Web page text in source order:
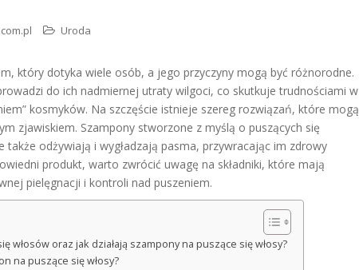
Uroda
który dotyka wiele osób, a jego przyczyny mogą być różnorodne.
do ich nadmiernej utraty wilgoci, co skutkuje trudnościami w
kosmyków. Na szczęście istnieje szereg rozwiązań, które mogą
zjawiskiem. Szampony stworzone z myślą o puszących się
także odżywiają i wygładzają pasma, przywracając im zdrowy
produkt, warto zwrócić uwagę na składniki, które mają
pielęgnacji i kontroli nad puszeniem.
włosów oraz jak działają szampony na puszące się włosy?
na puszące się włosy?